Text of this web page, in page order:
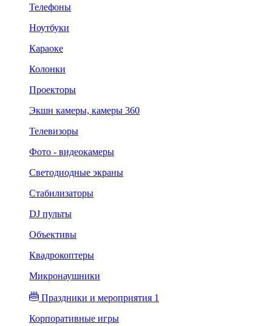
Телефоны
Ноутбуки
Караоке
Колонки
Проекторы
Экшн камеры, камеры 360
Телевизоры
Фото - видеокамеры
Светодиодные экраны
Стабилизаторы
DJ пульты
Объективы
Квадрокоптеры
Микронаушники
Праздники и мероприятия 1
Корпоративные игры